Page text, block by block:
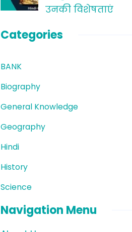
उनकी विशेषताएं
Categories
BANK
Biography
General Knowledge
Geography
Hindi
History
Science
Navigation Menu